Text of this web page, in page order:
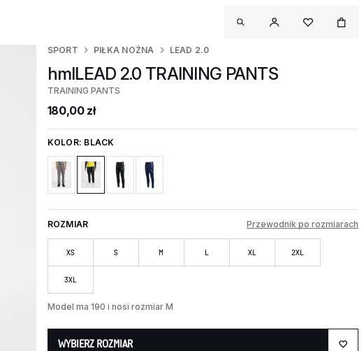
SPORT PIŁKA NOŻNA LEAD 2.0
hmlLEAD 2.0 TRAINING PANTS
TRAINING PANTS
180,00 zł
KOLOR: BLACK
ROZMIAR Przewodnik po rozmiarach
XS S M L XL 2XL
3XL
Model ma 190 i nosi rozmiar M
WYBIERZ ROZMIAR